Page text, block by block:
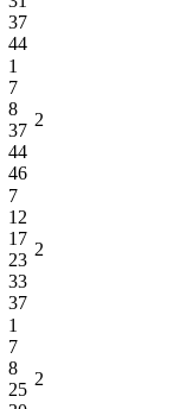
37
44
1
7
8
37
44
46
2
7
12
17
23
33
37
2
1
7
8
25
2